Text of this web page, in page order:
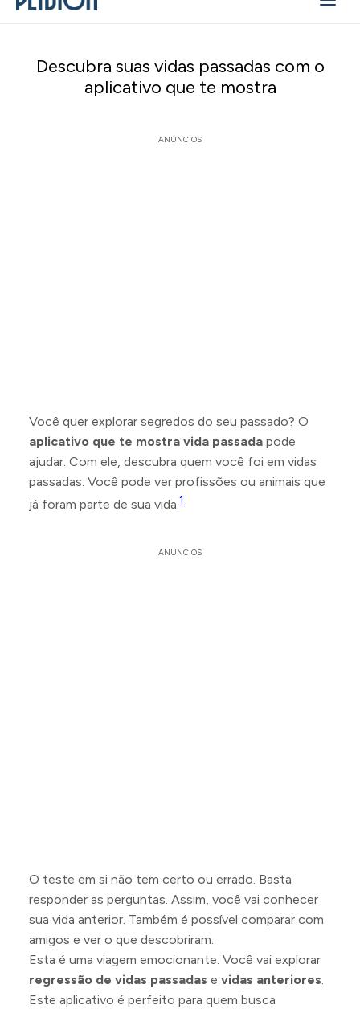
Descubra suas vidas passadas com o
aplicativo que te mostra
ANÚNCIOS
Você quer explorar segredos do seu passado? O
aplicativo que te mostra vida passada pode
ajudar. Com ele, descubra quem você foi em vidas
passadas. Você pode ver profissões ou animais que
já foram parte de sua vida.1
ANÚNCIOS
O teste em si não tem certo ou errado. Basta
responder as perguntas. Assim, você vai conhecer
sua vida anterior. Também é possível comparar com
amigos e ver o que descobriram.
Esta é uma viagem emocionante. Você vai explorar
regressão de vidas passadas e vidas anteriores.
Este aplicativo é perfeito para quem busca